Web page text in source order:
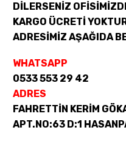
DİLERSENİZ
KARGO ÜCRETİ
ADRESİMİZ AŞAĞIDA
WHATSAPP
0533 553 29 42
ADRES
FAHRETTİN KERİM
APT.NO:63 D:1